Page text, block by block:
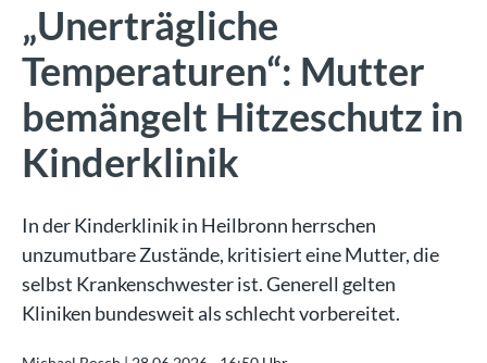
„Unerträgliche
Temperaturen“: Mutter
bemängelt Hitzeschutz in
Kinderklinik
In der Kinderklinik in Heilbronn herrschen
unzumutbare Zustände, kritisiert eine Mutter, die
selbst Krankenschwester ist. Generell gelten
Kliniken bundesweit als schlecht vorbereitet.